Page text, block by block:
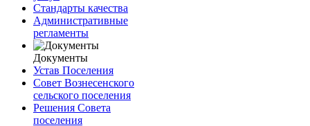
Стандарты качества
Административные
регламенты
Документы
Устав Поселения
Совет Вознесенского
сельского поселения
Решения Совета
поселения